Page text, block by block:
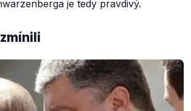
je tedy pravdivý.